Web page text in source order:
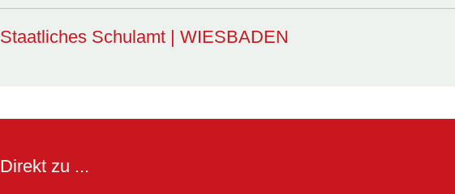
Staatliches Schulamt | WIESBADEN
Direkt zu ...